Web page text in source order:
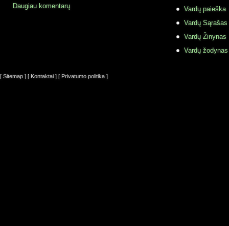
Daugiau komentarų
Vardų paieška
Vardų Sąrašas
Vardų Žinynas
Vardų
[ Sitemap ] [ Kontaktai ] [ Privatumo politika ]